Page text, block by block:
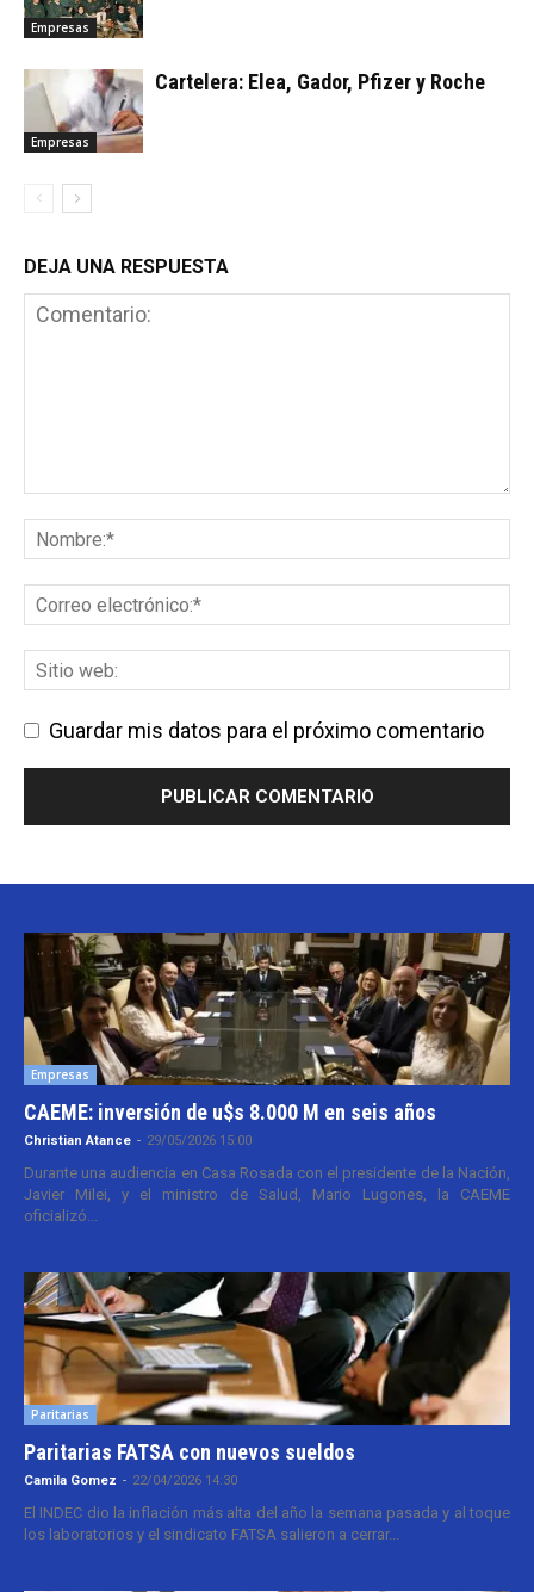
Empresas
Empresas
Cartelera: Elea, Gador, Pfizer y Roche
DEJA UNA RESPUESTA
Guardar mis datos para el próximo comentario
Empresas
CAEME: inversión de u$s 8.000 M en seis años
Christian Atance - 29/05/2026 15:00
Durante una audiencia en Casa Rosada con el presidente de la Nación,
Javier Milei, y el ministro de Salud, Mario Lugones, la CAEME
oficializó...
Paritarias
Paritarias FATSA con nuevos sueldos
Camila Gomez - 22/04/2026 14:30
El INDEC dio la inflación más alta del año la semana pasada y al toque
los laboratorios y el sindicato FATSA salieron a cerrar...